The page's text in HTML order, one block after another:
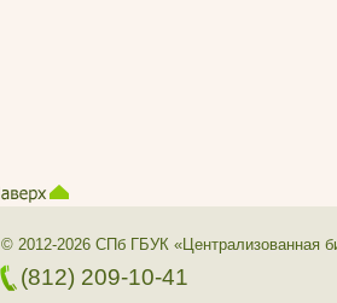
© 2012-2026 СПб ГБУК «Централизованная
(812) 209-10-41